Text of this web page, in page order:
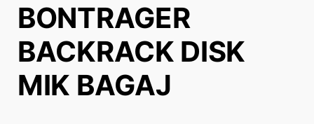
BONTRAGER
BACKRACK DISK
MIK BAGAJ